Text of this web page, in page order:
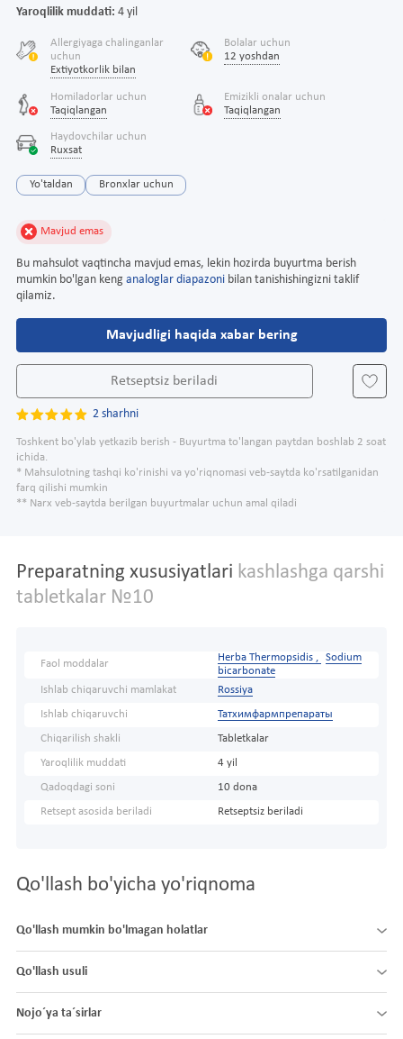
Yaroqlilik muddati: 4 yil
Allergiyaga chalinganlar
uchun
Extiyotkorlik bilan
Bolalar uchun
12 yoshdan
Homiladorlar uchun
Taqiqlangan
Emizikli onalar uchun
Taqiqlangan
Haydovchilar uchun
Ruxsat
Yo'taldan Bronxlar uchun
Mavjud emas
Bu mahsulot vaqtincha mavjud emas, lekin hozirda buyurtma berish
mumkin bo'lgan keng analoglar diapazoni bilan tanishishingizni taklif
qilamiz.
Mavjudligi haqida xabar bering
Retseptsiz beriladi
2 sharhni
Toshkent bo'ylab yetkazib berish - Buyurtma to'langan paytdan boshlab 2 soat
ichida.
* Mahsulotning tashqi ko'rinishi va yo'riqnomasi veb-saytda ko'rsatilganidan
farq qilishi mumkin
** Narx veb-saytda berilgan buyurtmalar uchun amal qiladi
Preparatning xususiyatlari kashlashga qarshi
tabletkalar №10
Faol moddalar
Herba Thermopsidis ,
Sodium
bicarbonate
Ishlab chiqaruvchi mamlakat
Rossiya
Ishlab chiqaruvchi Татхимфармпрепараты
Chiqarilish shakli Tabletkalar
Yaroqlilik muddati 4 yil
Qadoqdagi soni 10 dona
Retsept asosida beriladi Retseptsiz beriladi
Qo'llash bo'yicha yo'riqnoma
Qo'llash mumkin bo'lmagan holatlar
Qo'llash usuli
Nojo´ya ta´sirlar